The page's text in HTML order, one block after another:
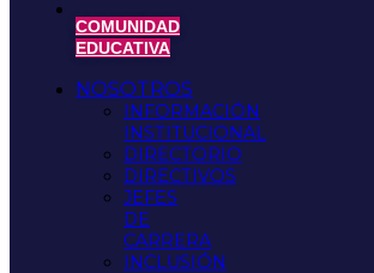
COMUNIDAD
EDUCATIVA
NOSOTROS
INFORMACIÓN
INSTITUCIONAL
DIRECTORIO
DIRECTIVOS
JEFES
DE
CARRERA
INCLUSIÓN